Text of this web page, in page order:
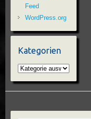
Feed
WordPress.org
Kategorien
Kategorien